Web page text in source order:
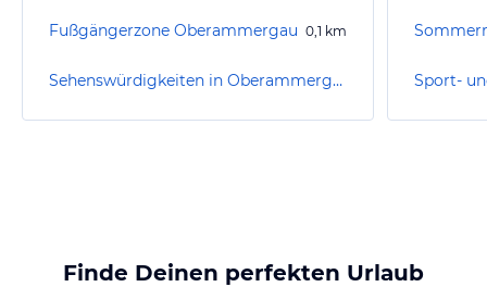
Fußgängerzone Oberammergau 0,1 km
Sehenswürdigkeiten in Oberammergau
Finde Deinen perfekten Urlaub